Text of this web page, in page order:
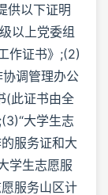
供以下证明
以上党委组
作证书》;(2)
协调管理办公
(此证书由全
大学生志
服务证和大
学生志愿服
服务山区计